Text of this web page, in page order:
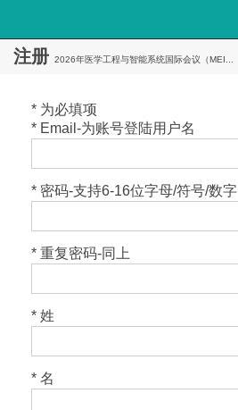
注册 2026年医学工程与智能系统国际会议（MEI...
* 为必填项
* Email-为账号登陆用户名
* 密码-支持6-16位字母/符号/数字
* 重复密码-同上
* 姓
* 名